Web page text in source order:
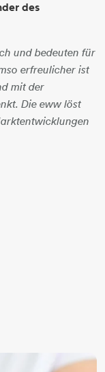
des
und bedeuten für
erfreulicher ist
mit der
Die eww löst